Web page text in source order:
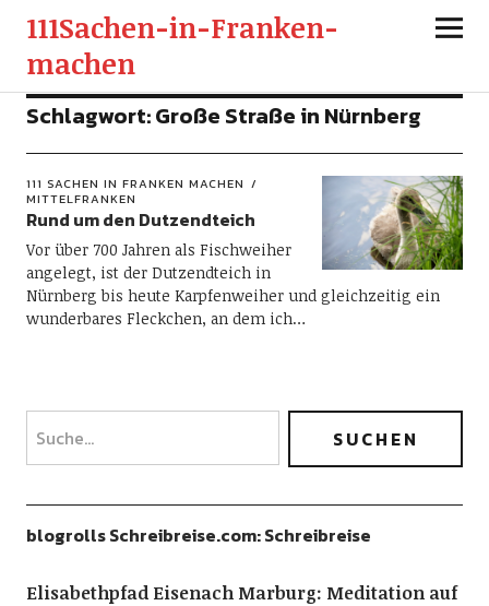
111Sachen-in-Franken-
machen
Schlagwort:Große Straße in Nürnberg
111 SACHEN IN FRANKEN MACHEN
MITTELFRANKEN
Rund um den Dutzendteich
Vor über 700 Jahren als Fischweiher
angelegt, ist der Dutzendteich in
Nürnberg bis heute Karpfenweiher und gleichzeitig ein
wunderbares Fleckchen, an dem ich…
blogrolls Schreibreise.com: Schreibreise
Elisabethpfad Eisenach Marburg: Meditation auf